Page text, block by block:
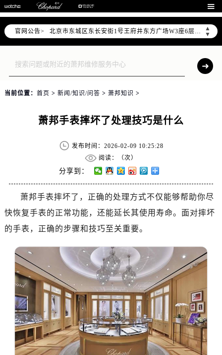

官网公告>
▲
▼
北京市朝阳区建国门外大街甲6号华熙国际中心D座11层1102室售后服务中心（需提前预约）
北京市东城区东长安街1号王府井东方广场W3座6层602室售后服务中心（需提前预约）
节假日正常营业！
当前位置： 首页 > 新闻/知识/问答 > 萧邦知识 >
萧邦手表摔坏了处理技巧是什么
发布时间：2026-02-09 10:25:28
阅读：（次）
分享到：
萧邦手表摔坏了，正确的处理方式不仅能够帮助你尽
快恢复手表的正常功能，还能延长其使用寿命。面对摔坏
的手表，正确的步骤和技巧至关重要。